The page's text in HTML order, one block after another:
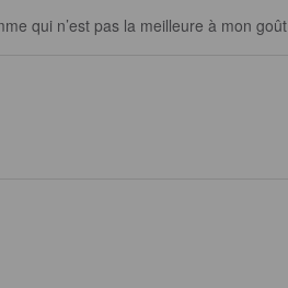
qui n’est pas la meilleure à mon goût